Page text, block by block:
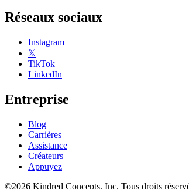
Réseaux sociaux
Instagram
𝕏
TikTok
LinkedIn
Entreprise
Blog
Carrières
Assistance
Créateurs
Appuyez
©2026 Kindred Concepts, Inc. Tous droits